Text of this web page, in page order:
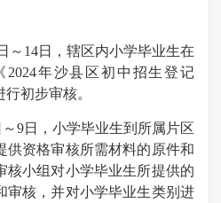
14日，辖区内小学毕业生在
年沙县区初中招生登记
初步审核。
9日，小学毕业生到所属片区
供资格审核所需材料的原件和
核小组对小学毕业生所提供的
审核，并对小学毕业生类别进